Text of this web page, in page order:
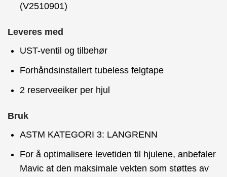
(V2510901)
Leveres med
UST-ventil og tilbehør
Forhåndsinstallert tubeless felgtape
2 reserveeiker per hjul
Bruk
ASTM KATEGORI 3: LANGRENN
For å optimalisere levetiden til hjulene, anbefaler
Mavic at den maksimale vekten som støttes av